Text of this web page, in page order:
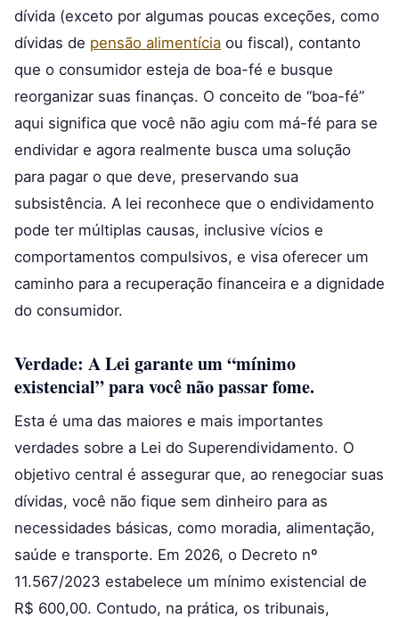
dívida (exceto por algumas poucas exceções, como
dívidas de pensão alimentícia ou fiscal), contanto
que o consumidor esteja de boa-fé e busque
reorganizar suas finanças. O conceito de “boa-fé”
aqui significa que você não agiu com má-fé para se
endividar e agora realmente busca uma solução
para pagar o que deve, preservando sua
subsistência. A lei reconhece que o endividamento
pode ter múltiplas causas, inclusive vícios e
comportamentos compulsivos, e visa oferecer um
caminho para a recuperação financeira e a dignidade
do consumidor.
Verdade: A Lei garante um “mínimo
existencial” para você não passar fome.
Esta é uma das maiores e mais importantes
verdades sobre a Lei do Superendividamento. O
objetivo central é assegurar que, ao renegociar suas
dívidas, você não fique sem dinheiro para as
necessidades básicas, como moradia, alimentação,
saúde e transporte. Em 2026, o Decreto nº
11.567/2023 estabelece um mínimo existencial de
R$ 600,00. Contudo, na prática, os tribunais,